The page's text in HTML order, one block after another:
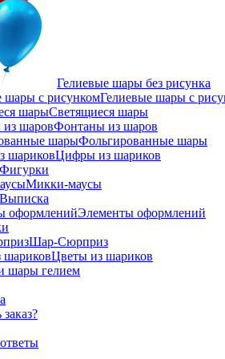
Гелиевые шары без рисунка
Гелиевые шары с
Светящиеся шары
Фонтаны из шаров
Фольгированные шары
Цифры из шариков
Фигурки
Микки-маусы
Выписка
Элементы оформлений
Шар-Сюрприз
Цветы из шариков
шары гелием